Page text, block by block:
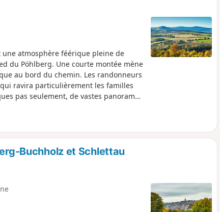
atmosphère féérique pleine de
du Pöhlberg. Une courte montée mène
au bord du chemin. Les randonneurs
ravira particulièrement les familles
pas seulement, de vastes panoramas
partie du circuit et invite sans
au pied sûr pourront faire un
à travers une forêt mixte paisible,
carrière de pierre et l’ancien
piste de bobsleigh, on revient
Buchholz et Schlettau